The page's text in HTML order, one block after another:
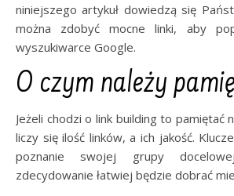
niniejszego artykuł dowiedzą się
można zdobyć mocne linki, aby
wyszukiwarce Google.
O czym należy
Jeżeli chodzi o link building to pamiętać
liczy się ilość linków, a ich jakość.
poznanie swojej grupy
zdecydowanie łatwiej będzie dobrać